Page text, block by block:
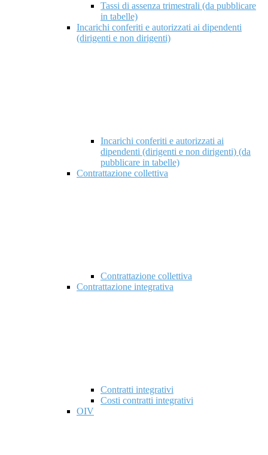
Tassi di assenza trimestrali (da pubblicare
in tabelle)
Incarichi conferiti e autorizzati ai dipendenti
(dirigenti e non dirigenti)
Incarichi conferiti e autorizzati ai
dipendenti (dirigenti e non dirigenti) (da
pubblicare in tabelle)
Contrattazione collettiva
Contrattazione collettiva
Contrattazione integrativa
Contratti integrativi
Costi contratti integrativi
OIV